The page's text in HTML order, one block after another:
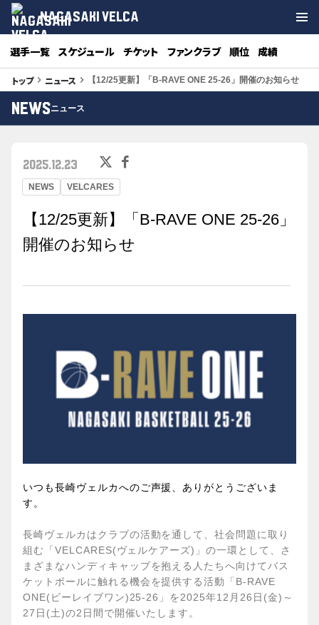
NAGASAKI VELCA
選手一覧 スケジュール チケット ファンクラブ 順位 成績
トップkeyboard_arrow_right ニュース keyboard_arrow_right 【12/25更新】「B-RAVE ONE 25-26」開催のお知らせ
NEWSニュース
NEWS VELCARES
2025.12.23
【12/25更新】「B-RAVE ONE 25-26」
開催のお知らせ
いつも長崎ヴェルカへのご声援、ありがとうございま
す。
長崎ヴェルカはクラブの活動を通して、社会問題に取り
組む「VELCARES(ヴェルケアーズ)」の一環として、さ
まざまなハンディキャップを抱える人たちへ向けてバス
ケットボールに触れる機会を提供する活動「B-RAVE
ONE(ビーレイブワン)25-26」を2025年12月26日(金)～
27日(土)の2日間で開催いたします。